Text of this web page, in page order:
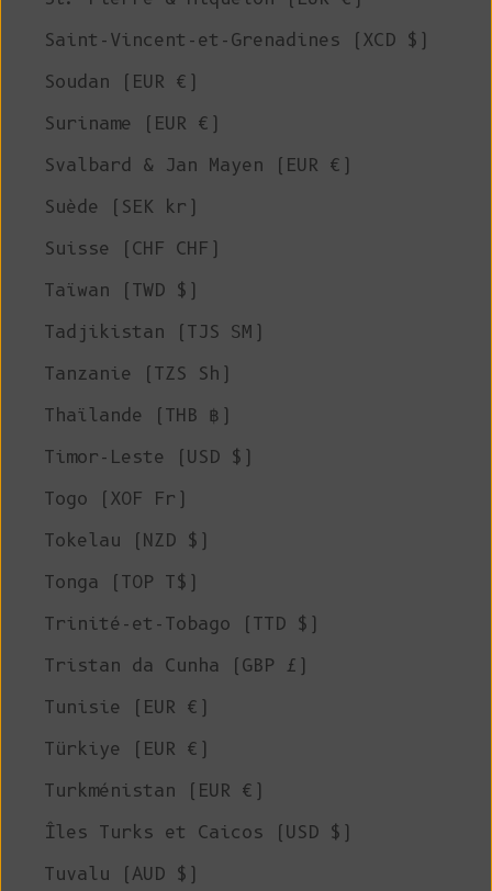
Saint-Vincent-et-Grenadines (XCD $)
Soudan (EUR €)
Suriname (EUR €)
Svalbard & Jan Mayen (EUR €)
Suède (SEK kr)
Suisse (CHF CHF)
Taïwan (TWD $)
Tadjikistan (TJS ЅМ)
Tanzanie (TZS Sh)
Thaïlande (THB ฿)
Timor-Leste (USD $)
Togo (XOF Fr)
Tokelau (NZD $)
Tonga (TOP T$)
Trinité-et-Tobago (TTD $)
Tristan da Cunha (GBP £)
Tunisie (EUR €)
Türkiye (EUR €)
Turkménistan (EUR €)
Îles Turks et Caicos (USD $)
Tuvalu (AUD $)